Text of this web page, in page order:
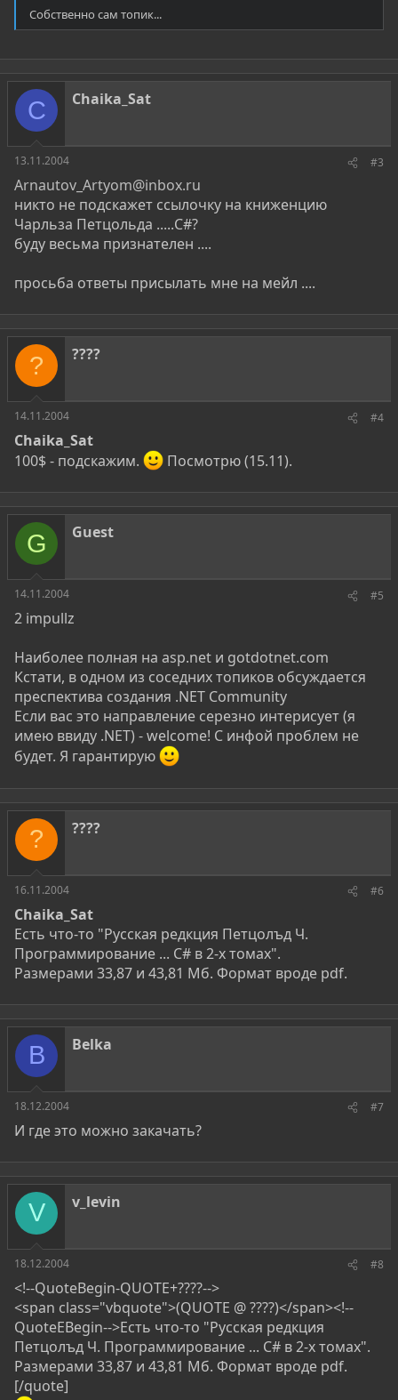
Собственно сам топик...
C Chaika_Sat
13.11.2004 #3
Arnautov_Artyom@inbox.ru
никто не подскажет ссылочку на книженцию
Чарльза Петцольда .....C#?
буду весьма признателен ....
просьба ответы присылать мне на мейл ....
? ????
14.11.2004 #4
Chaika_Sat
100$ - подскажим.
Посмотрю (15.11).
G Guest
14.11.2004 #5
2 impullz
Наиболее полная на asp.net и gotdotnet.com
Кстати, в одном из соседних топиков обсуждается
преспектива создания .NET Community
Если вас это направление серезно интерисует (я
имею ввиду .NET) - welcome! C инфой проблем не
будет. Я гарантирую
? ????
16.11.2004 #6
Chaika_Sat
Есть что-то "Русская редкция Петцолъд Ч.
Программирование ... C# в 2-х томах".
Размерами 33,87 и 43,81 Мб. Формат вроде pdf.
B Belka
18.12.2004 #7
И где это можно закачать?
V v_levin
18.12.2004 #8
<!--QuoteBegin-QUOTE+????-->
<span class="vbquote">(QUOTE @ ????)</span><!--
QuoteEBegin-->Есть что-то "Русская редкция
Петцолъд Ч. Программирование ... C# в 2-х томах".
Размерами 33,87 и 43,81 Мб. Формат вроде pdf.
[/quote]